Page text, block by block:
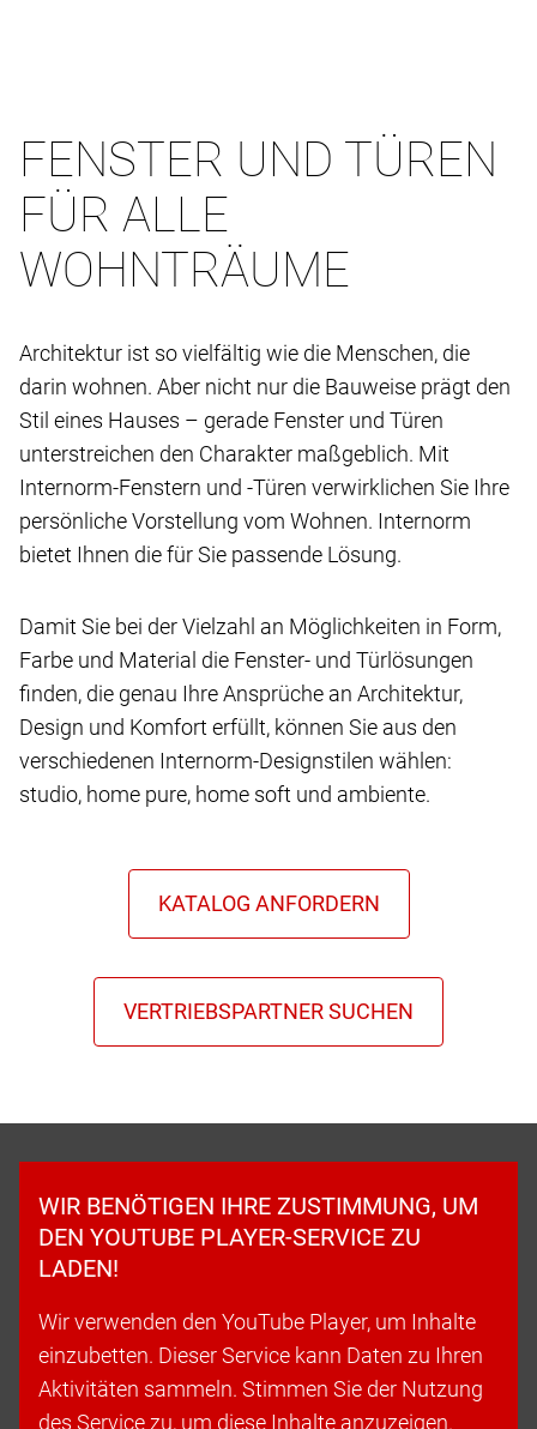
FENSTER UND TÜREN
FÜR ALLE
WOHNTRÄUME
Architektur ist so vielfältig wie die Menschen, die
darin wohnen. Aber nicht nur die Bauweise prägt den
Stil eines Hauses – gerade Fenster und Türen
unterstreichen den Charakter maßgeblich. Mit
Internorm-Fenstern und -Türen verwirklichen Sie Ihre
persönliche Vorstellung vom Wohnen. Internorm
bietet Ihnen die für Sie passende Lösung.
Damit Sie bei der Vielzahl an Möglichkeiten in Form,
Farbe und Material die Fenster- und Türlösungen
finden, die genau Ihre Ansprüche an Architektur,
Design und Komfort erfüllt, können Sie aus den
verschiedenen Internorm-Designstilen wählen:
studio, home pure, home soft und ambiente.
WIR BENÖTIGEN IHRE ZUSTIMMUNG, UM
DEN YOUTUBE PLAYER-SERVICE ZU
LADEN!
Wir verwenden den YouTube Player, um Inhalte
einzubetten. Dieser Service kann Daten zu Ihren
Aktivitäten sammeln. Stimmen Sie der Nutzung
des Service zu, um diese Inhalte anzuzeigen.